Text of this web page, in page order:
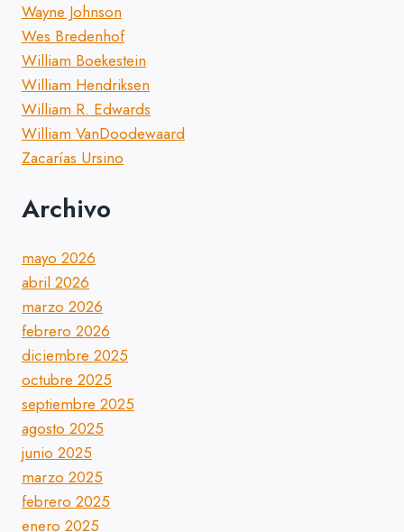
Wayne Johnson
Wes Bredenhof
William Boekestein
William Hendriksen
William R. Edwards
William VanDoodewaard
Zacarías Ursino
Archivo
mayo 2026
abril 2026
marzo 2026
febrero 2026
diciembre 2025
octubre 2025
septiembre 2025
agosto 2025
junio 2025
marzo 2025
febrero 2025
enero 2025